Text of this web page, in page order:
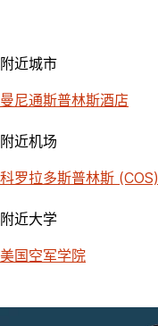
附近城市
曼尼通斯普林斯酒店
附近机场
科罗拉多斯普林斯 (COS)
附近大学
美国空军学院